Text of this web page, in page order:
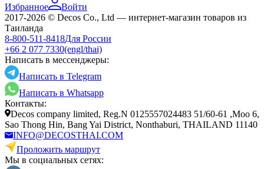
Избранное
Войти
2017-2026 © Decos Co., Ltd — интернет-магазин товаров из
Таиланда
8-800-511-8418Для России
+66 2 077 7330(engl/thai)
Написать в мессенджеры:
Написать в Telegram
Написать в Whatsapp
Контакты:
Decos company limited, Reg.N 0125557024483 51/60-61 ,Moo 6,
Sao Thong Hin, Bang Yai District, Nonthaburi, THAILAND 11140
INFO@DECOSTHAI.COM
Проложить маршрут
Мы в социальных сетях: